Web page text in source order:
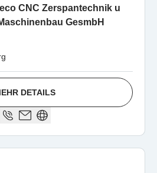
CNC Zerspantechnik u
GesmbH
DETAILS